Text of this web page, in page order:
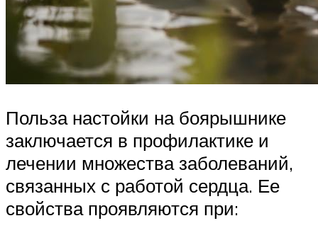
Польза настойки на боярышнике
заключается в профилактике и
лечении множества заболеваний,
связанных с работой сердца. Ее
свойства проявляются при: